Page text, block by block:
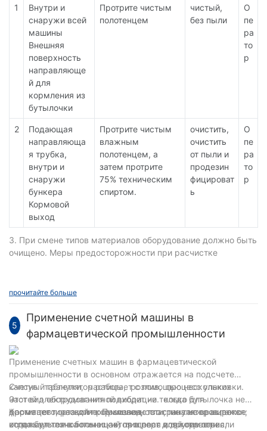
1
Внутри и
снаружи всей
машины
Внешняя
поверхность
направляюще
й для
кормления из
бутылочки
Протрите чистым
полотенцем
чистый,
без пыли
О
пе
ра
то
р
2
Подающая
направляюща
я трубка,
внутри и
снаружи
бункера
Кормовой
выход
Протрите чистым
влажным
полотенцем, а
затем протрите
75% техническим
спиртом.
очистить,
очистить
от пыли и
продезин
фицироват
ь
О
пе
ра
то
р
3. При смене типов материалов оборудование должно быть
очищено. Меры предосторожности при расчистке
2. Очистка бункера. Снимите бункер и очистите его
3. Очистка виброплиты и гофрированной пластины.
Несколько раз протрите 75% медицинским спиртом.
4. Счётные части чистые. Вытащите направляющую трубку,
фотоэлектрический датчик и каждую соединительную
линию, протрите линзу фотоэлектрической головки
впитывающей ватой или медицинской марлей для удаления
пыли.
прочитайте больше
5
Применение счетной машины в
фармацевтической промышленности
Применение счетных машин в фармацевтической
промышленности в основном отражается на подсчете
капсул. ‌ таблетки, ‌ частицы, ‌ розлив, ‌ процесс упаковки. ‌
Этот вид оборудования подходит не только для
фармацевтической промышленности, ‌ но также широко
используется в больницах, ‌ пищевая и другие отрасли
Счетный гранулятор работает с помощью нескольких
частей электромагнитной вибрации. ‌ когда бутылочка не
достигает порта для кормления, ‌ пластина не вращается; ‌
когда бутылочка помещается в порт для кормления, ‌
Кроме того, развитие ‌ Производство грануляторов также
отражает технологический прогресс всей отрасли